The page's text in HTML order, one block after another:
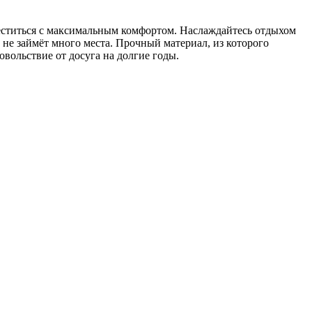
с максимальным комфортом. Наслаждайтесь отдыхом
займёт много места. Прочный материал, из которого
от досуга на долгие годы.